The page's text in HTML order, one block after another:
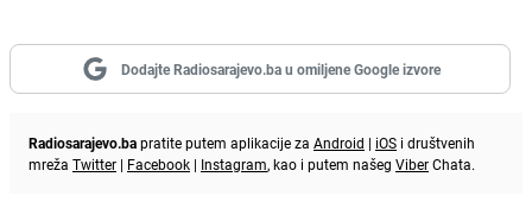
Dodajte Radiosarajevo.ba u omiljene Google izvore
Radiosarajevo.bapratite putem aplikacije za Android | iOS i društvenih
mreža Twitter | Facebook | Instagram, kao i putem našeg ViberChata.